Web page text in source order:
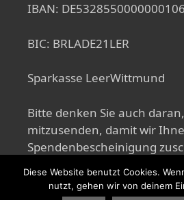
IBAN:
BIC: BRLADE21LER
Sparkasse LeerWittmund
Bitte denken Sie auch
mitzusenden, damit wir
Spendenbescheinigung
Diese Website benutzt Cookies.
nutzt, gehen wir von deinem